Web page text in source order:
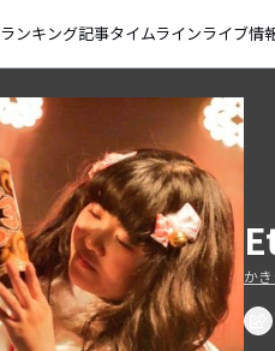
ランキング記事タイムラインライブ情
か